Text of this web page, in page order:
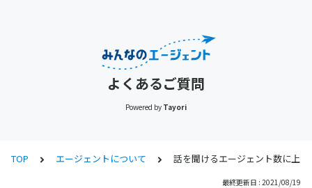
よくあるご質問
Powered by Tayori
TOP エージェントについて 話を聞けるエージェント数に上
最終更新日 : 2021/08/19